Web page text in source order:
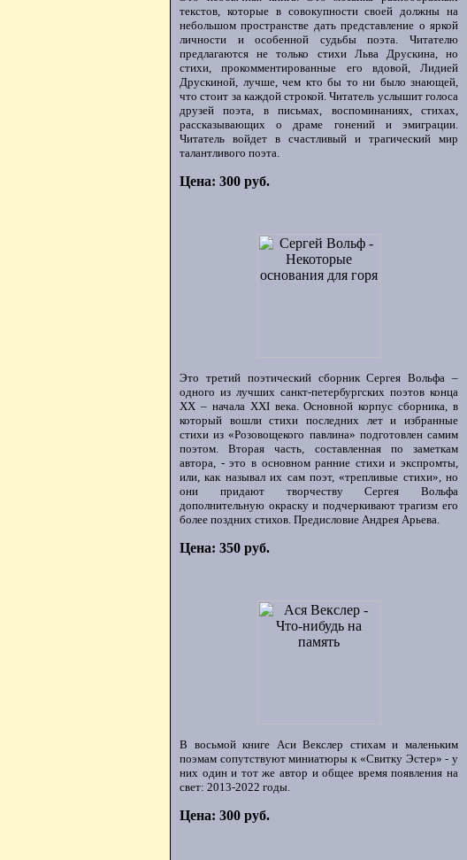
текстов, которые в совокупности своей должны на
небольшом пространстве дать представление о яркой
личности и особенной судьбы поэта. Читателю
предлагаются не только стихи Льва Друскина, но
стихи, прокомментированные его вдовой, Лидией
Друскиной, лучше, чем кто бы то ни было знающей,
что стоит за каждой строкой. Читатель услышит голоса
друзей поэта, в письмах, воспоминаниях, стихах,
рассказывающих о драме гонений и эмиграции.
Читатель войдет в счастливый и трагический мир
талантливого поэта.
Цена: 300 руб.
Это третий поэтический сборник Сергея Вольфа –
одного из лучших санкт-петербургских поэтов конца
ХХ – начала XXI века. Основной корпус сборника, в
который вошли стихи последних лет и избранные
стихи из «Розовощекого павлина» подготовлен самим
поэтом. Вторая часть, составленная по заметкам
автора, - это в основном ранние стихи и экспромты,
или, как называл их сам поэт, «трепливые стихи», но
они придают творчеству Сергея Вольфа
дополнительную окраску и подчеркивают трагизм его
более поздних стихов. Предисловие Андрея Арьева.
Цена: 350 руб.
В восьмой книге Аси Векслер стихам и маленьким
поэмам сопутствуют миниатюры к «Свитку Эстер» - у
них один и тот же автор и общее время появления на
свет: 2013-2022 годы.
Цена: 300 руб.